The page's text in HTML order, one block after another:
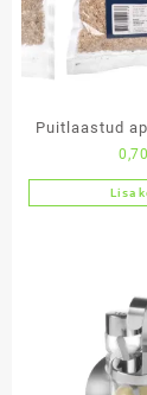
Puitlaastud
0,70
Lisa